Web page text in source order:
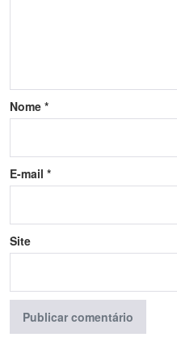
Nome *
E-mail *
Site